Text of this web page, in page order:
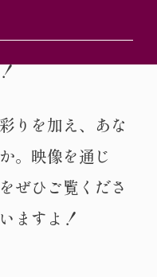
たの想像を超え
りを加え、あな
。映像を通じ
ぜひご覧くださ
ますよ！